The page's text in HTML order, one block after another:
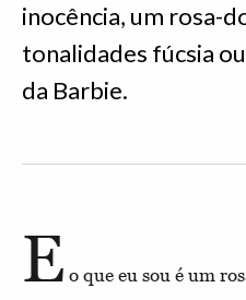
inocência, um rosa-
tonalidades fúcsia
da Barbie.
E o que eu sou é um